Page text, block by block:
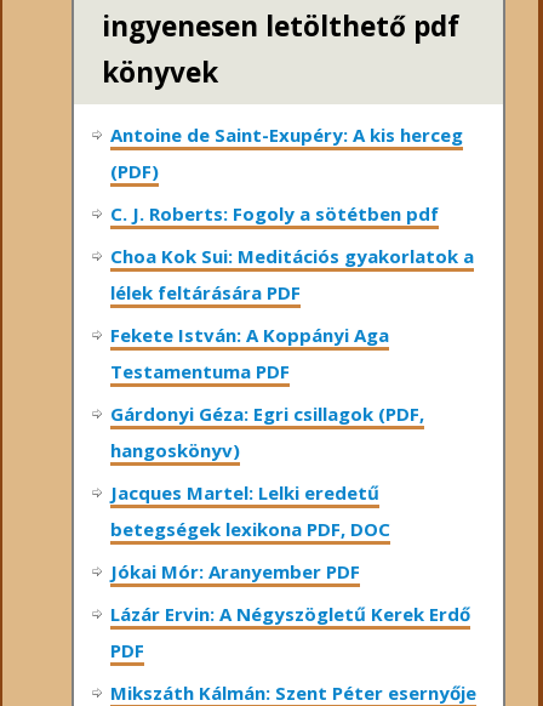
ingyenesen letölthető pdf
könyvek
Antoine de Saint-Exupéry: A kis herceg
(PDF)
C. J. Roberts: Fogoly a sötétben pdf
Choa Kok Sui: Meditációs gyakorlatok a
lélek feltárására PDF
Fekete István: A Koppányi Aga
Testamentuma PDF
Gárdonyi Géza: Egri csillagok (PDF,
hangoskönyv)
Jacques Martel: Lelki eredetű
betegségek lexikona PDF, DOC
Jókai Mór: Aranyember PDF
Lázár Ervin: A Négyszögletű Kerek Erdő
PDF
Mikszáth Kálmán: Szent Péter esernyője